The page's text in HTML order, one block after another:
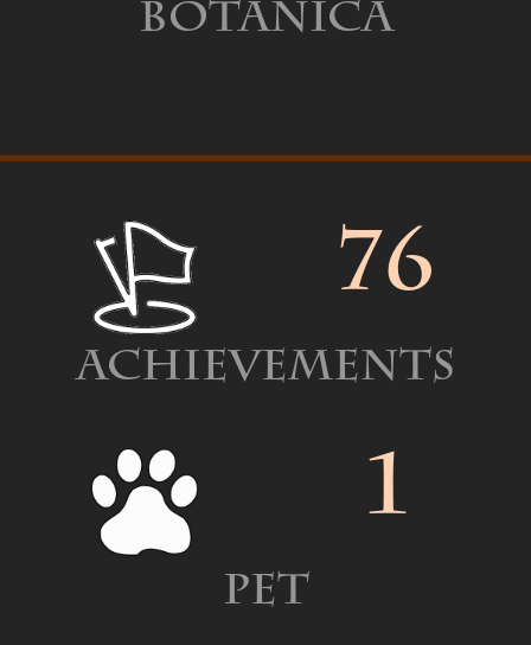
Botanica
76
Achievements
1
Pet